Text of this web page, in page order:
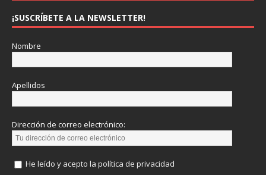
¡SUSCRÍBETE A LA NEWSLETTER!
Nombre
Apellidos
Dirección de correo electrónico:
He leído y acepto la política de privacidad